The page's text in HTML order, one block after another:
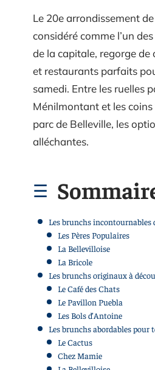
Le 20e arrondissement
considéré comme l’un
de la capitale, regorge de
et restaurants parfaits
samedi. Entre les ruelles
Ménilmontant et les
parc de Belleville, les
alléchantes.
Les brunchs incontournables
Les Pères Populaires
La Bellevilloise
La Bricole
Les brunchs originaux à
Le Café des Chats
Le Pavillon Puebla
Les Bols d’Antoine
Les brunchs abordables pour
Le Cactus
Chez Mamie